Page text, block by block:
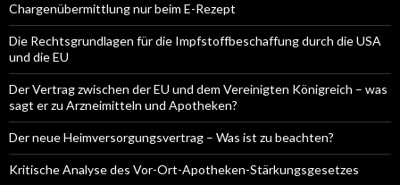
Chargenübermittlung nur beim E-Rezept
Die Rechtsgrundlagen für die Impfstoffbeschaffung durch die USA
und die EU
Der Vertrag zwischen der EU und dem Vereinigten Königreich – was
sagt er zu Arzneimitteln und Apotheken?
Der neue Heimversorgungsvertrag – Was ist zu beachten?
Kritische Analyse des Vor-Ort-Apotheken-Stärkungsgesetzes